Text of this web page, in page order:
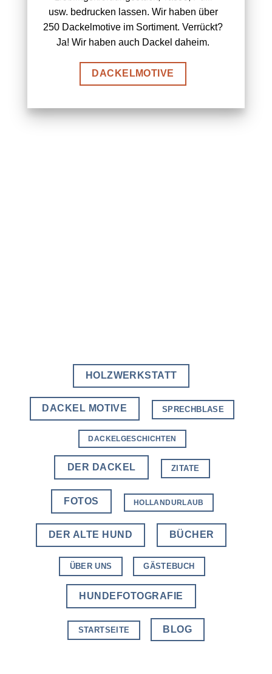
usw. bedrucken lassen. Wir haben über
250 Dackelmotive im Sortiment. Verrückt?
Ja! Wir haben auch Dackel daheim.
DACKELMOTIVE
HOLZWERKSTATT
DACKEL MOTIVE SPRECHBLASE
DACKELGESCHICHTEN
DER DACKEL ZITATE
FOTOS HOLLANDURLAUB
DER ALTE HUND BÜCHER
ÜBER UNS GÄSTEBUCH
HUNDEFOTOGRAFIE
STARTSEITE BLOG